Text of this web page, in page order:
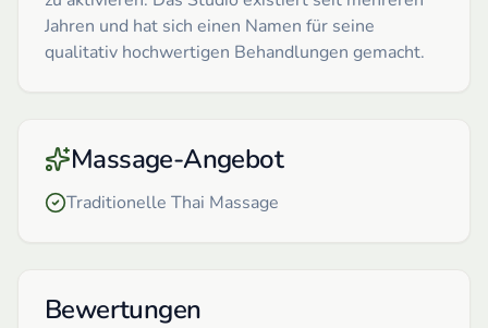
Jahren und hat sich einen Namen für seine
qualitativ hochwertigen Behandlungen gemacht.
Massage-Angebot
Traditionelle Thai Massage
Bewertungen